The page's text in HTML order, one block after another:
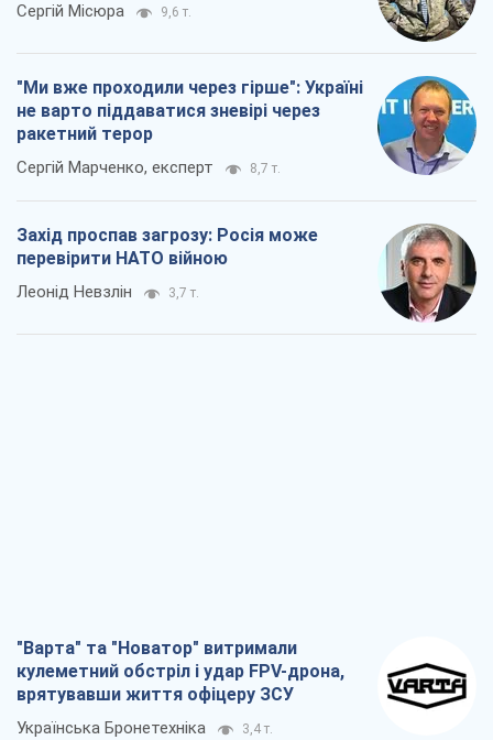
Сергій Місюра 9,6 т.
"Ми вже проходили через гірше": Україні
не варто піддаватися зневірі через
ракетний терор
Сергій Марченко, експерт 8,7 т.
Захід проспав загрозу: Росія може
перевірити НАТО війною
Леонід Невзлін 3,7 т.
"Варта" та "Новатор" витримали
кулеметний обстріл і удар FPV-дрона,
врятувавши життя офіцеру ЗСУ
Українська Бронетехніка 3,4 т.